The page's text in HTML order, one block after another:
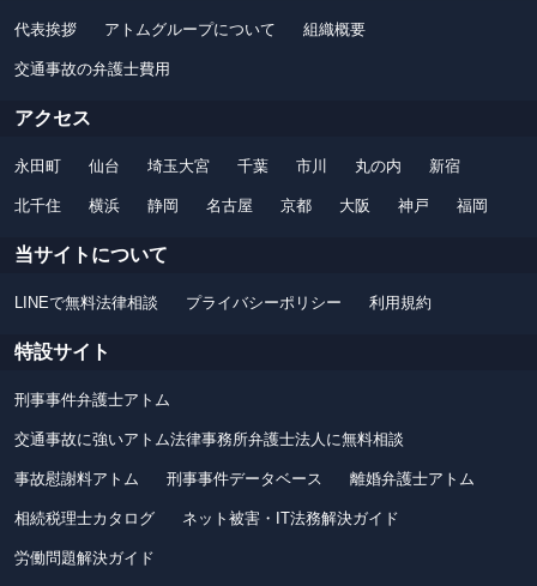
代表挨拶 アトムグループについて 組織概要
交通事故の弁護士費用
アクセス
永田町 仙台 埼玉大宮 千葉 市川 丸の内 新宿
北千住 横浜 静岡 名古屋 京都 大阪 神戸 福岡
当サイトについて
LINEで無料法律相談 プライバシーポリシー 利用規約
特設サイト
刑事事件弁護士アトム
交通事故に強いアトム法律事務所弁護士法人に無料相談
事故慰謝料アトム 刑事事件データベース 離婚弁護士アトム
相続税理士カタログ ネット被害・IT法務解決ガイド
労働問題解決ガイド